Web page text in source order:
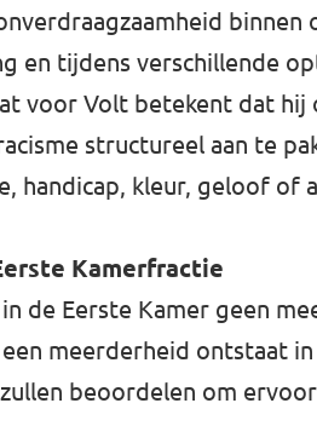
en tijdens verschillende
voor Volt betekent dat
structureel aan te
handicap, kleur, geloof of
Kamerfractie
de Eerste Kamer geen
meerderheid ontstaat
beoordelen om